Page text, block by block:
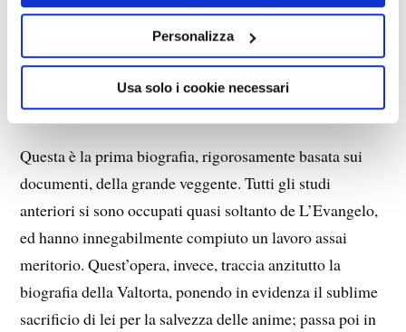
Personalizza
Usa solo i cookie necessari
Questa è la prima biografia, rigorosamente basata sui
documenti, della grande veggente. Tutti gli studi
anteriori si sono occupati quasi soltanto de L’Evangelo,
ed hanno innegabilmente compiuto un lavoro assai
meritorio. Quest’opera, invece, traccia anzitutto la
biografia della Valtorta, ponendo in evidenza il sublime
sacrificio di lei per la salvezza delle anime; passa poi in